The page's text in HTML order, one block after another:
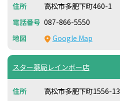
高松市多肥下町460-1
087-866-5550
Google Map
スター薬局レインボー店
高松市多肥下町1556-13